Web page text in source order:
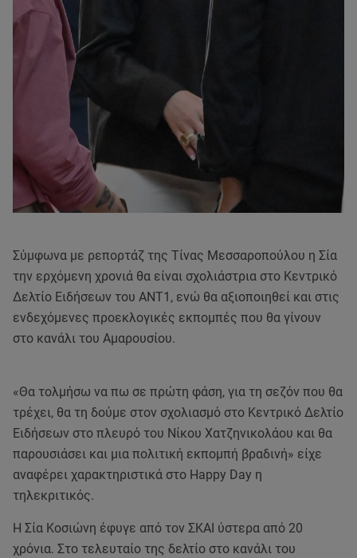
Σύμφωνα με ρεπορτάζ της Τίνας Μεσσαροπούλου η Σία
την ερχόμενη χρονιά θα είναι σχολιάστρια στο Κεντρικό
Δελτίο Ειδήσεων του ΑΝΤ1, ενώ θα αξιοποιηθεί και στις
ενδεχόμενες προεκλογικές εκπομπές που θα γίνουν
στο κανάλι του Αμαρουσίου.
«Θα τολμήσω να πω σε πρώτη φάση, για τη σεζόν που θα
τρέχει, θα τη δούμε στον σχολιασμό στο Κεντρικό Δελτίο
Ειδήσεων στο πλευρό του Νίκου Χατζηνικολάου και θα
παρουσιάσει και μια πολιτική εκπομπή βραδινή» είχε
αναφέρει χαρακτηριστικά στο Happy Day η
τηλεκριτικός.
Η Σία Κοσιώνη έφυγε από τον ΣΚΑΙ ύστερα από 20
χρόνια. Στο τελευταίο της δελτίο στο κανάλι του